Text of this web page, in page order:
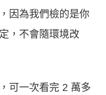
因為我們檢的是你
，不會隨環境改
可一次看完 2 萬多